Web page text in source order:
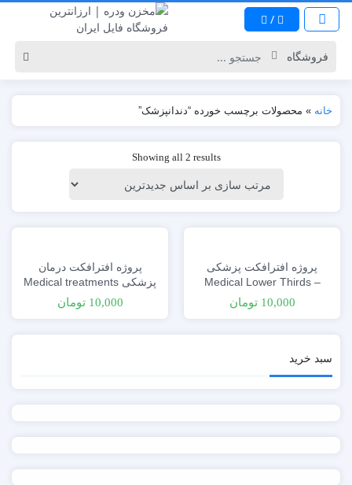
/
خانه » محصولات برچسب خورده “دندانپزشک”
Showing all 2 results
پروژه افترافکت پزشکی
Medical Lower Thirds –
Minimal Lines
10,000 تومان
پروژه افترافکت درمان
پزشکی Medical treatments
– Flat Concept
10,000 تومان
سبد خرید